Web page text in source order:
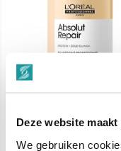
Deze website
We gebruiken
L'Oréal
Repair Shampoo